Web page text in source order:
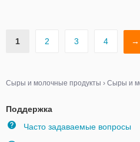
1 2 3 4 →
Сыры и молочные продукты › Сыры и
Поддержка
Часто задаваемые вопросы